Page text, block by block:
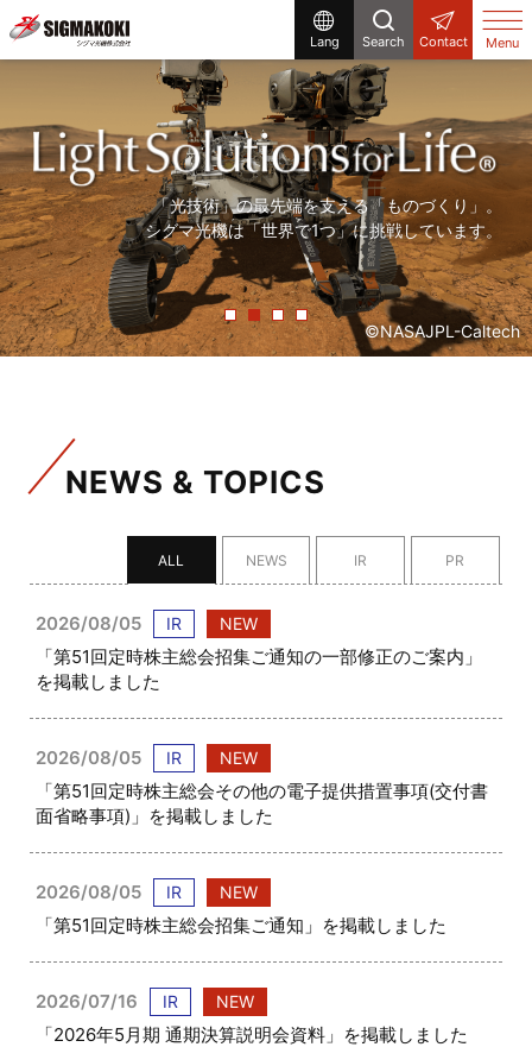
Lang Search Contact Menu
まだ世の中にないものを「光」で創る。
シグマ光機は「光」で社会に貢献しています。
「光技術」の最先端を支える「ものづくり」。
シグマ光機は「世界で1つ」に挑戦しています。
©NASAJPL-Caltech
研究開発から生産設備まで、
シグマ光機は「光」で解決する企業です。
「精度の高い製品を、より早く」。
常に「挑戦」をしていく、それが私たちシグマ光機です。
NEWS & TOPICS
ALL NEWS IR PR
2026/08/05 IR NEW
「第51回定時株主総会招集ご通知の一部修正のご案内」
を掲載しました
2026/08/05 IR NEW
「第51回定時株主総会その他の電子提供措置事項(交付書
面省略事項)」を掲載しました
2026/08/05 IR NEW
「第51回定時株主総会招集ご通知」を掲載しました
2026/07/16 IR NEW
「2026年5月期 通期決算説明会資料」を掲載しました